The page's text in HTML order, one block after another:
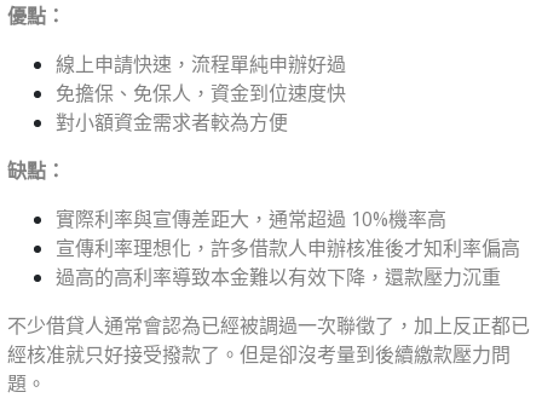
優點：
線上申請快速，流程單純申辦好過
免擔保、免保人，資金到位速度快
對小額資金需求者較為方便
缺點：
實際利率與宣傳差距大，通常超過 10%機率高
宣傳利率理想化，許多借款人申辦核准後才知利率偏高
過高的高利率導致本金難以有效下降，還款壓力沉重
不少借貸人通常會認為已經被調過一次聯徵了，加上反正都已
經核准就只好接受撥款了。但是卻沒考量到後續繳款壓力問
題。